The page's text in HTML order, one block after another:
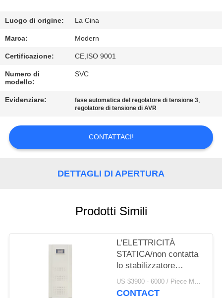
CONTATTICI
RICHIEDA
UNA
CITAZIONE
COMPANY
NEWS
PRIVACY
Luogo di origine: La Cina
Marca: Modern
Certificazione: CE,ISO 9001
Numero di
modello:
SVC
Evidenziare: fase automatica del regolatore di tensione 3,
regolatore di tensione di AVR
CONTATTACI!
DETTAGLI DI APERTURA
Prodotti Simili
L'ELETTRICITÀ
STATICA/non contatta
lo stabilizzatore
180KVA 380V
intelligente di tensione
US $3900 - 6000 / Piece MOQ:1
CONTACT